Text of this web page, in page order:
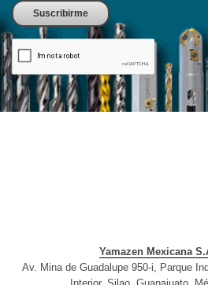
Yamazen Mexicana
Av. Mina de Guadalupe 950-i, Parque